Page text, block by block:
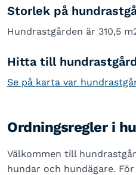
Storlek på
Hundrastgården är 310,5
Hitta till
Se på karta var
Ordningsregler i
Välkommen till
hundar och hundägare.